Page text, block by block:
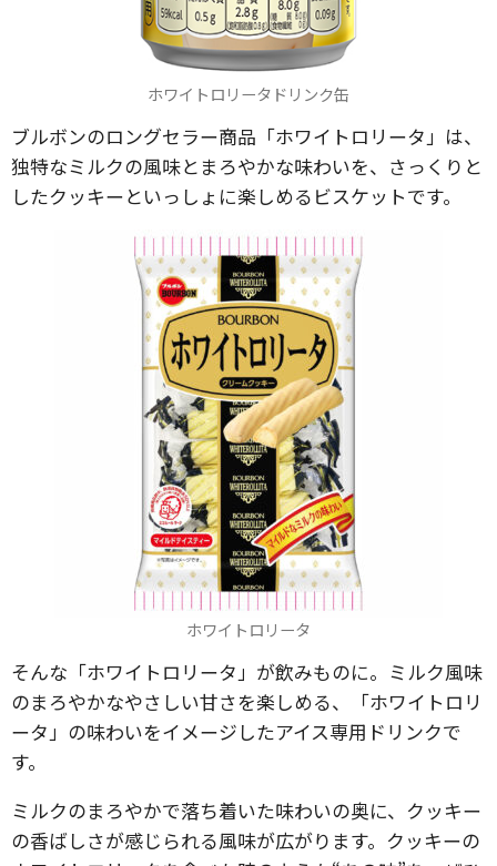
ホワイトロリータドリンク缶
ブルボンのロングセラー商品「ホワイトロリータ」は、
独特なミルクの風味とまろやかな味わいを、さっくりと
したクッキーといっしょに楽しめるビスケットです。
ホワイトロリータ
そんな「ホワイトロリータ」が飲みものに。ミルク風味
のまろやかなやさしい甘さを楽しめる、「ホワイトロリ
ータ」の味わいをイメージしたアイス専用ドリンクで
す。
ミルクのまろやかで落ち着いた味わいの奥に、クッキー
の香ばしさが感じられる風味が広がります。クッキーの